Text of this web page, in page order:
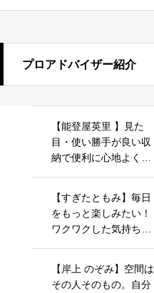
プロアドバイザー紹介
【能登屋英里 】見た
目・使い勝手が良い収
納で便利に心地よく暮
【すぎたともみ】毎日
をもっと楽しみたい！
ワクワクした気持ちで
【岸上 のぞみ】空間は
その人そのもの。自分